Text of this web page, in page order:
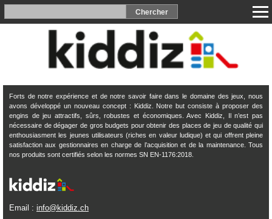
Forts de notre expérience et de notre savoir faire dans le domaine des jeux, nous
avons développé un nouveau concept : Kiddiz. Notre but consiste à proposer des
engins de jeu attractifs, sûrs, robustes et économiques. Avec Kiddiz, Il n’est pas
nécessaire de dégager de gros budgets pour obtenir des places de jeu de qualité qui
enthousiasment les jeunes utilisateurs (riches en valeur ludique) et qui offrent pleine
satisfaction aux gestionnaires en charge de l’acquisition et de la maintenance. Tous
nos produits sont certifiés selon les normes SN EN-1176:2018.
Email : info@kiddiz.ch